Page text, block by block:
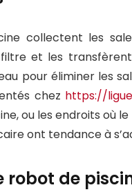
collectent les
et les
pour éliminer les
chez https://
ou les endroits où
ont tendance à
robot de